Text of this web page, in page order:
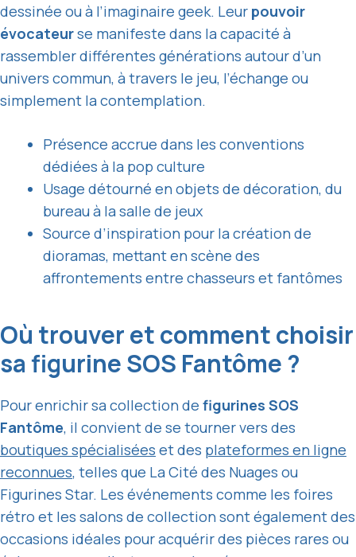
dessinée ou à l’imaginaire geek. Leur pouvoir
évocateurse manifeste dans la capacité à
rassembler différentes générations autour d’un
univers commun, à travers le jeu, l’échange ou
simplement la contemplation.
Présence accrue dans les conventions
dédiées à la pop culture
Usage détourné en objets de décoration, du
bureau à la salle de jeux
Source d’inspiration pour la création de
dioramas, mettant en scène des
affrontements entre chasseurs et fantômes
Où trouver et comment choisir
sa figurine SOS Fantôme ?
Pour enrichir sa collection de figurines SOS
Fantôme, il convient de se tourner vers des
boutiques spécialisées et des plateformes en ligne
reconnues, telles que La Cité des Nuages ou
Figurines Star. Les événements comme les foires
rétro et les salons de collection sont également des
occasions idéales pour acquérir des pièces rares ou